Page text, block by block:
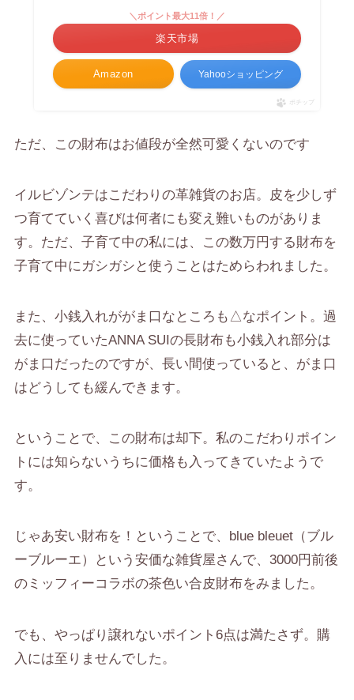
Amazon
＼ポイント最大11倍！／
楽天市場
Yahooショッピング
ポチップ
ただ、この財布はお値段が全然可愛くないのです
イルビゾンテはこだわりの革雑貨のお店。皮を少しず
つ育てていく喜びは何者にも変え難いものがありま
す。ただ、子育て中の私には、この数万円する財布を
子育て中にガシガシと使うことはためらわれました。
また、小銭入れががま口なところも△なポイント。過
去に使っていたANNA SUIの長財布も小銭入れ部分は
がま口だったのですが、 長い間使っていると、がま口
はどうしても緩んできます。
ということで、この財布は却下。私のこだわりポイン
トには知らないうちに価格も入ってきていたようで
す。
じゃあ安い財布を！ということで、blue bleuet（ブル
ーブルーエ）という安価な雑貨屋さんで、3000円前後
のミッフィーコラボの茶色い合皮財布をみました。
でも、やっぱり譲れないポイント6点は満たさず。購
入には至りませんでした。